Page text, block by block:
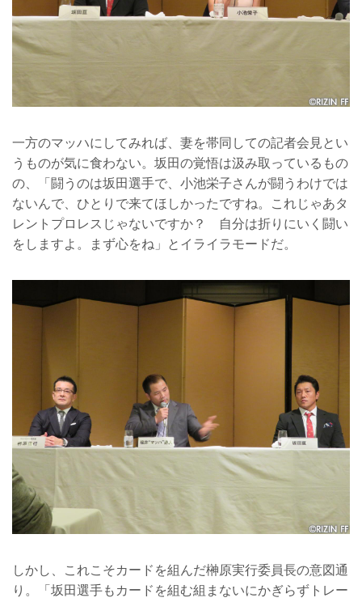
一方のマッハにしてみれば、妻を帯同しての記者会見とい
うものが気に食わない。坂田の覚悟は汲み取っているもの
の、「闘うのは坂田選手で、小池栄子さんが闘うわけでは
ないんで、ひとりで来てほしかったですね。これじゃあタ
レントプロレスじゃないですか？ 自分は折りにいく闘い
をしますよ。まず心をね」とイライラモードだ。
しかし、これこそカードを組んだ榊原実行委員長の意図通
り。「坂田選手もカードを組む組まないにかぎらずトレー